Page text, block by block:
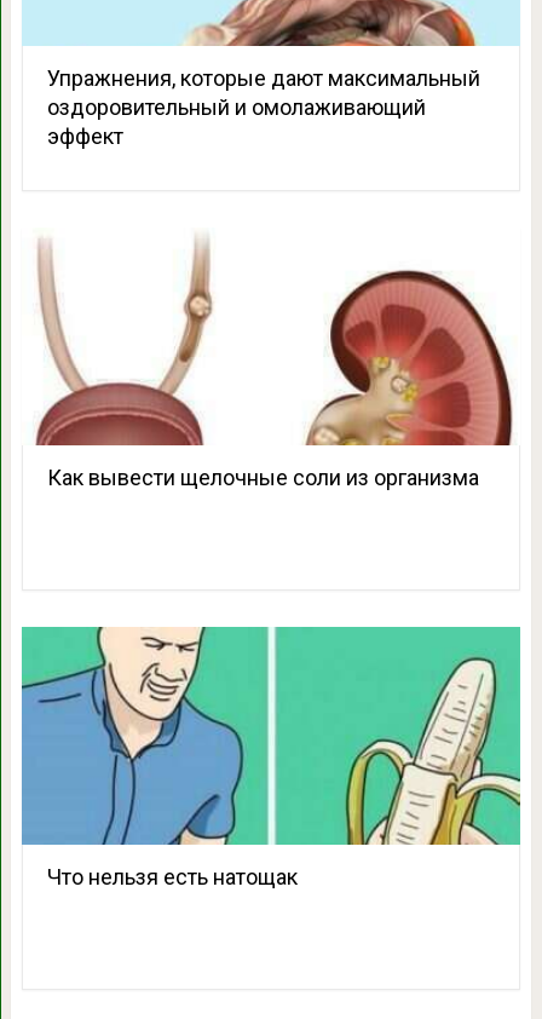
Упражнения, которые дают максимальный
оздоровительный и омолаживающий
эффект
Как вывести щелочные соли из организма
Что нельзя есть натощак